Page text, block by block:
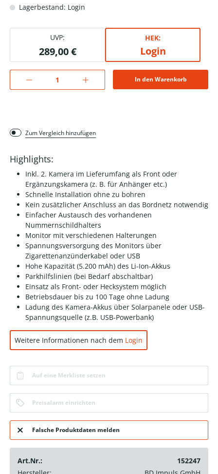
Lagerbestand: Login
UVP:
289,00 €
HEK:
Login
In den Warenkorb
Zum Vergleich hinzufügen
Highlights:
Inkl. 2. Kamera im Lieferumfang als Front oder
Ergänzungskamera (z. B. für Anhänger etc.)
Schnelle Installation ohne zu bohren
Kein zusätzlicher Anschluss an das Bordnetz notwendig
Einfacher Austausch des vorhandenen
Nummernschildhalters
Monitor mit verschiedenen Halterungen
Spannungsversorgung des Monitors über
Zigarettenanzünderkabel oder USB
Hohe Kapazität (5.200 mAh) des Li-Ion-Akkus
Parkhilfslinien (bei Bedarf abschaltbar)
Einsatz als Front- oder Hecksystem möglich
Betriebsdauer bis zu 100 Tage ohne Ladung
Ladung des Kamera-Akkus über Solarpanele oder USB-
Spannungsquelle (z.B. USB-Powerbank)
Weitere Informationen nach dem Login
Auf eine Merkliste setzen
Preisalarm einrichten
Falsche Produktdaten melden
Art.Nr.:
152247